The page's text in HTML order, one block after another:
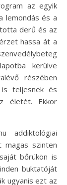
az egyik
lemondás és a
derű és az
hassa át a
kerülve
részében
is teljesnek és
életét. Ekkor
addiktológiai
magas szinten
bőrükön is
buktatóját
ugyanis ezt az